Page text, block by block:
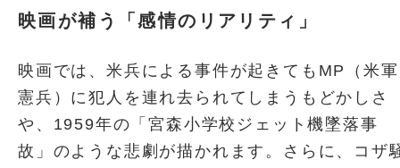
映画が補う「感情のリアリティ」
映画では、米兵による事件が起きてもMP（米軍
憲兵）に犯人を連れ去られてしまうもどかしさ
や、1959年の「宮森小学校ジェット機墜落事
故」のような悲劇が描かれます。さらに、コザ